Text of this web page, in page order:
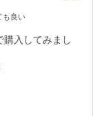
も良い
購入してみまし